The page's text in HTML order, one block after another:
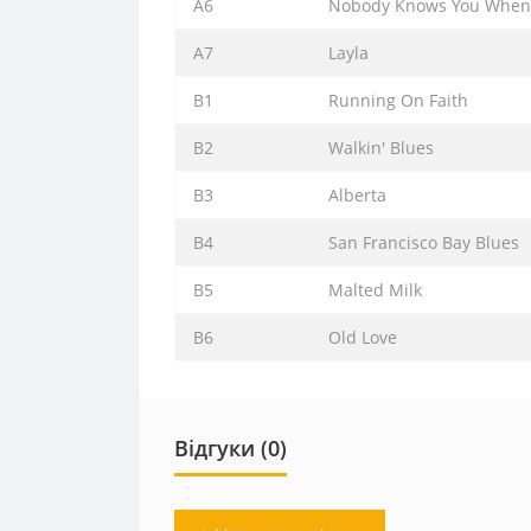
A6 Nobody Knows You
A7 Layla
B1 Running On Faith
B2 Walkin' Blues
B3 Alberta
B4 San Francisco Bay Blues
B5 Malted Milk
B6 Old Love
Відгуки (0)